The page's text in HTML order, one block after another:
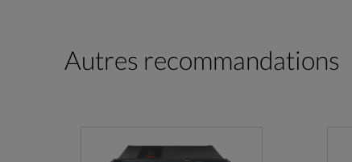
Autres recommandations